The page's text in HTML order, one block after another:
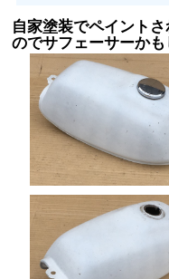
自家塗装でペイント
のでサフェーサーかも